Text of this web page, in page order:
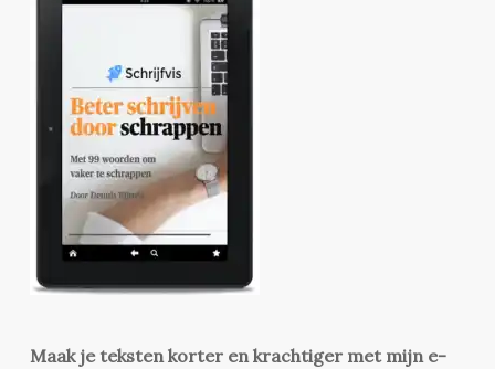
Maak je teksten korter en krachtiger met mijn e-